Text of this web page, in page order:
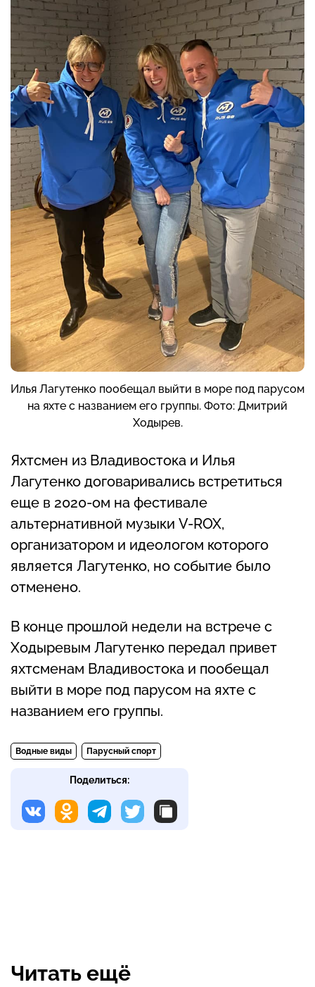
Илья Лагутенко пообещал выйти в море под парусом
на яхте с названием его группы. Фото: Дмитрий
Ходырев.
Яхтсмен из Владивостока и Илья
Лагутенко договаривались встретиться
еще в 2020-ом на фестивале
альтернативной музыки V-ROX,
организатором и идеологом которого
является Лагутенко, но событие было
отменено.
В конце прошлой недели на встрече с
Ходыревым Лагутенко передал привет
яхтсменам Владивостока и пообещал
выйти в море под парусом на яхте с
названием его группы.
Водные виды Парусный спорт
Поделиться:
Читать ещё